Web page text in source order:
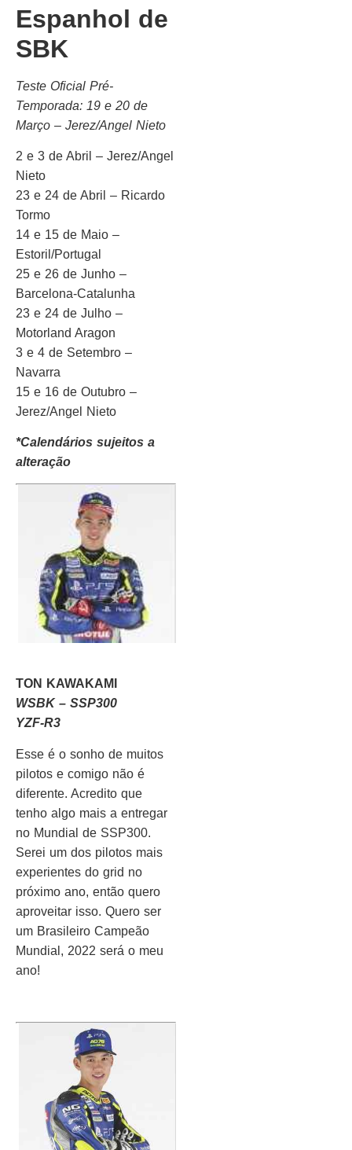
Espanhol de
SBK
Teste Oficial Pré-
Temporada: 19 e 20 de
Março – Jerez/Angel Nieto
2 e 3 de Abril – Jerez/Angel
Nieto
23 e 24 de Abril – Ricardo
Tormo
14 e 15 de Maio –
Estoril/Portugal
25 e 26 de Junho –
Barcelona-Catalunha
23 e 24 de Julho –
Motorland Aragon
3 e 4 de Setembro –
Navarra
15 e 16 de Outubro –
Jerez/Angel Nieto
*Calendários sujeitos a
alteração
TON KAWAKAMI
WSBK – SSP300
YZF-R3
Esse é o sonho de muitos
pilotos e comigo não é
diferente. Acredito que
tenho algo mais a entregar
no Mundial de SSP300.
Serei um dos pilotos mais
experientes do grid no
próximo ano, então quero
aproveitar isso. Quero ser
um Brasileiro Campeão
Mundial, 2022 será o meu
ano!